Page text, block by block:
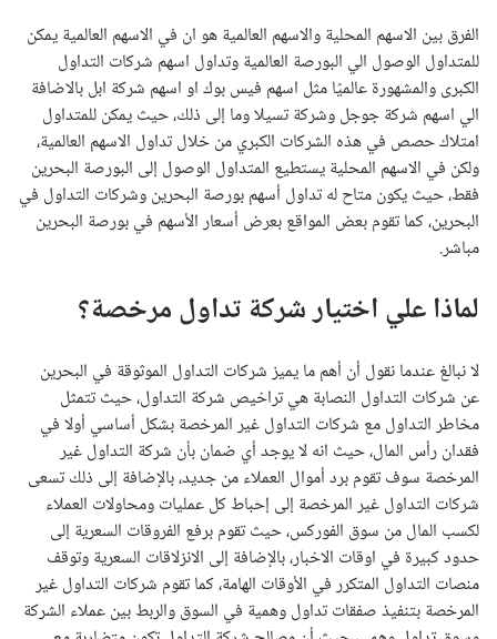
الفرق بين الاسهم المحلية والاسهم العالمية هو ان في الاسهم العالمية يمكن
للمتداول الوصول الي البورصة العالمية وتداول اسهم شركات التداول
الكبرى والمشهورة عالميًا مثل اسهم فيس بوك او اسهم شركة ابل بالاضافة
الي اسهم شركة جوجل وشركة تسيلا وما إلى ذلك، حيث يمكن للمتداول
امتلاك حصص في هذه الشركات الكبري من خلال تداول الاسهم العالمية،
ولكن في الاسهم المحلية يستطيع المتداول الوصول إلى البورصة البحرين
فقط، حيث يكون متاح له تداول أسهم بورصة البحرين وشركات التداول في
البحرين، كما تقوم بعض المواقع بعرض أسعار الأسهم في بورصة البحرين
مباشر.
لماذا علي اختيار شركة تداول مرخصة؟
لا نبالغ عندما نقول أن أهم ما يميز شركات التداول الموثوقة في البحرين
عن شركات التداول النصابة هي تراخيص شركة التداول، حيث تتمثل
مخاطر التداول مع شركات التداول غير المرخصة بشكل أساسي أولا في
فقدان رأس المال، حيث انه لا يوجد أي ضمان بأن شركة التداول غير
المرخصة سوف تقوم برد أموال العملاء من جديد، بالإضافة إلى ذلك تسعى
شركات التداول غير المرخصة إلى إحباط كل عمليات ومحاولات العملاء
لكسب المال من سوق الفوركس، حيث تقوم برفع الفروقات السعرية إلى
حدود كبيرة في اوقات الاخبار، بالإضافة إلى الانزلاقات السعرية وتوقف
منصات التداول المتكرر في الأوقات الهامة، كما تقوم شركات التداول غير
المرخصة بتنفيذ صفقات تداول وهمية في السوق والربط بين عملاء الشركة